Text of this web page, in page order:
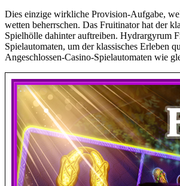
Dies einzige wirkliche Provision-Aufgabe,
wetten beherrschen. Das Fruitinator hat der
Spielhölle dahinter auftreiben. Hydrargyrum
Spielautomaten, um der klassisches Erleben
Angeschlossen-Casino-Spielautomaten wie